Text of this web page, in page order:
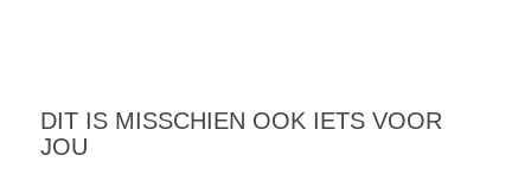
DIT IS MISSCHIEN OOK IETS VOOR
JOU